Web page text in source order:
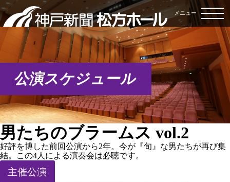
メニュー
公演スケジュール
男たちのブラームス vol.2
好評を博した前回公演から2年。今が『旬』な男たちが再び集
結。この4人による演奏会は必聴です。
主催公演